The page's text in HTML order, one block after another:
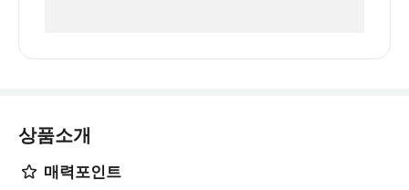
상품소개
매력포인트